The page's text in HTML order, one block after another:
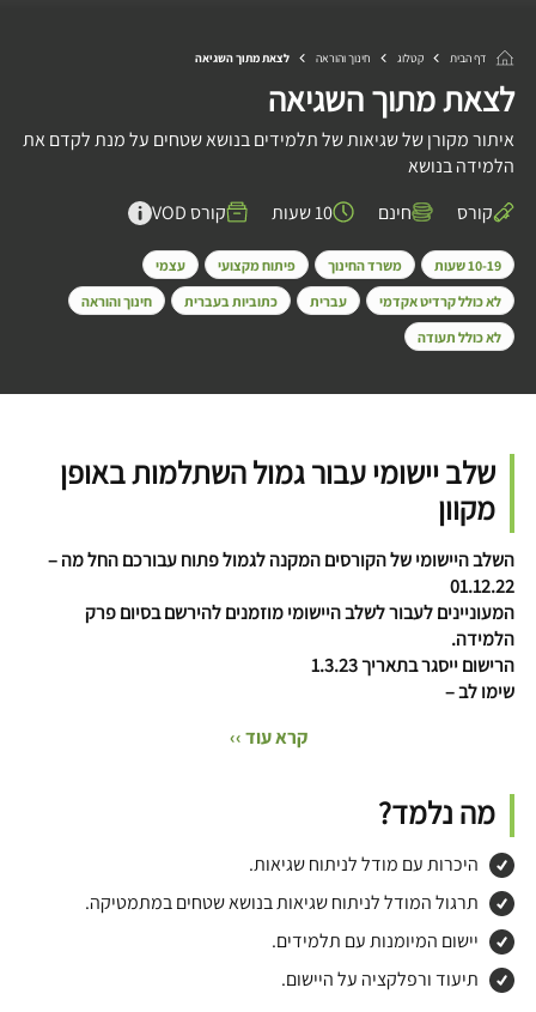
דף הבית קטלוג חינוך והוראה לצאת מתוך השגיאה
לצאת מתוך השגיאה
איתור מקורן של שגיאות של תלמידים בנושא שטחים על מנת לקדם את
הלמידה בנושא
קורס
חינם 10 שעות קורס VOD
10-19 שעות משרד החינוך פיתוח מקצועי
עצמי
לא כולל קרדיט אקדמי
עברית כתוביות בעברית
חינוך והוראה
לא כולל תעודה
שלב יישומי עבור גמול השתלמות באופן
מקוון
השלב היישומי של הקורסים המקנה לגמול פתוח עבורכם החל מה –
01.12.22
המעוניינים לעבור לשלב היישומי מוזמנים להירשם בסיום פרק
הלמידה.
הרישום ייסגר בתאריך 1.3.23
שימו לב –
קרא עוד ››
מה נלמד?
היכרות עם מודל לניתוח שגיאות.
תרגול המודל לניתוח שגיאות בנושא שטחים במתמטיקה.
יישום המיומנות עם תלמידים.
תיעוד ורפלקציה על היישום.